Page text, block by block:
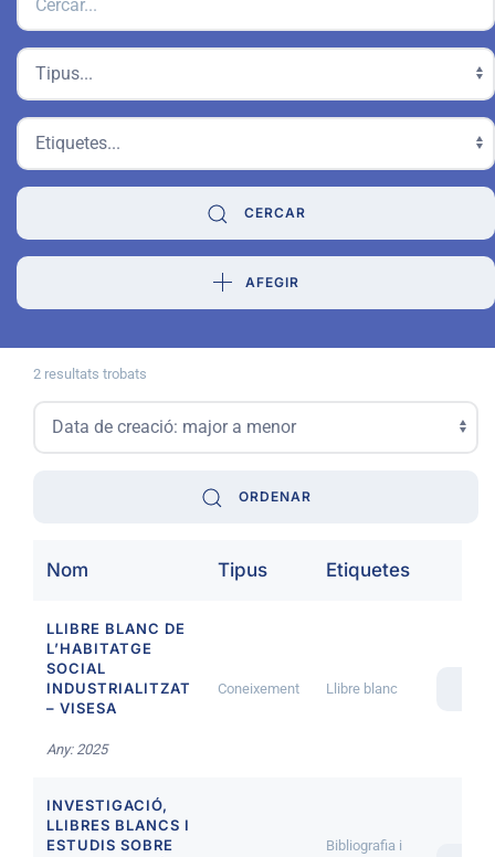
CERCAR
AFEGIR
2 resultats trobats
ORDENAR
Nom Tipus Etiquetes
LLIBRE BLANC DE
L’HABITATGE
SOCIAL
INDUSTRIALITZAT
– VISESA
Any: 2025
Coneixement Llibre blanc
INVESTIGACIÓ,
LLIBRES BLANCS I
ESTUDIS SOBRE
Bibliografia i